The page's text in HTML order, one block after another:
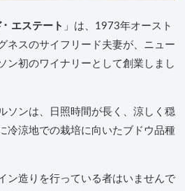
エステート 」は、1973年オースト
ネスのサイフリード夫妻が、ニュー
ン初のワイナリーとして創業しまし
ソンは、日照時間が長く、涼しく穏
冷涼地での栽培に向いたブドウ品種
ン造りを行っている者はいませんで